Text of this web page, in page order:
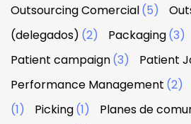
Outsourcing Comercial(5)
(delegados) (2) Packaging(3)
Patient campaign(3) Patient
Performance Management (2)
(1)
Picking(1) Planes de